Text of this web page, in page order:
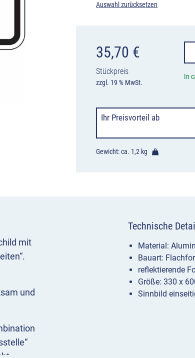
Auswahl zurücksetzen
35,70 €
Stückpreis
zzgl. 19 % MwSt.
In
Ihr Preisvorteil ab
Gewicht: ca. 1,2 kg
mit
und
Technische
Material:
Bauart:
reflektierende
Größe: 330 x
Sinnbild